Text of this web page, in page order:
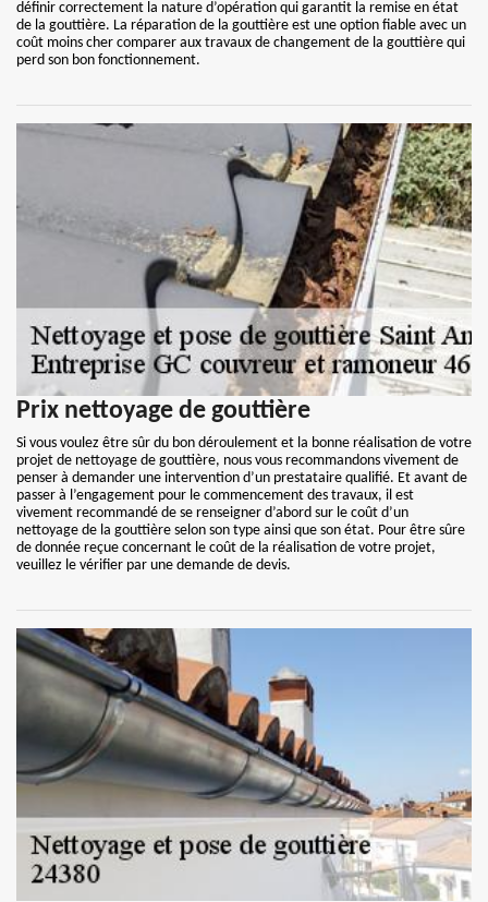
définir correctement la nature d’opération qui garantit la remise en état
de la gouttière. La réparation de la gouttière est une option fiable avec un
coût moins cher comparer aux travaux de changement de la gouttière qui
perd son bon fonctionnement.
Prix nettoyage de gouttière
Si vous voulez être sûr du bon déroulement et la bonne réalisation de votre
projet de nettoyage de gouttière, nous vous recommandons vivement de
penser à demander une intervention d’un prestataire qualifié. Et avant de
passer à l’engagement pour le commencement des travaux, il est
vivement recommandé de se renseigner d’abord sur le coût d’un
nettoyage de la gouttière selon son type ainsi que son état. Pour être sûre
de donnée reçue concernant le coût de la réalisation de votre projet,
veuillez le vérifier par une demande de devis.